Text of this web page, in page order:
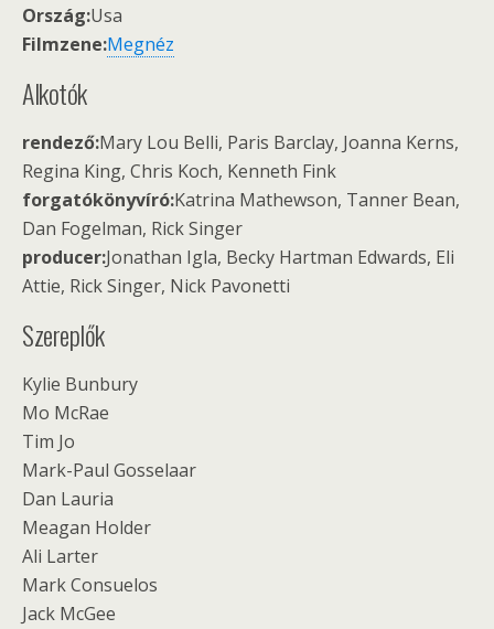
Ország:Usa
Filmzene:Megnéz
Alkotók
rendező:Mary Lou Belli, Paris Barclay, Joanna Kerns,
Regina King, Chris Koch, Kenneth Fink
forgatókönyvíró:Katrina Mathewson, Tanner Bean,
Dan Fogelman, Rick Singer
producer:Jonathan Igla, Becky Hartman Edwards, Eli
Attie, Rick Singer, Nick Pavonetti
Szereplők
Kylie Bunbury
Mo McRae
Tim Jo
Mark-Paul Gosselaar
Dan Lauria
Meagan Holder
Ali Larter
Mark Consuelos
Jack McGee